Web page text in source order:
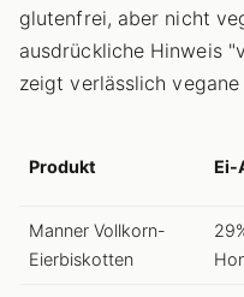
glutenfrei, aber nicht
ausdrückliche Hinweis
zeigt verlässlich vegane
Produkt Ei-
Manner Vollkorn-
Eierbiskotten